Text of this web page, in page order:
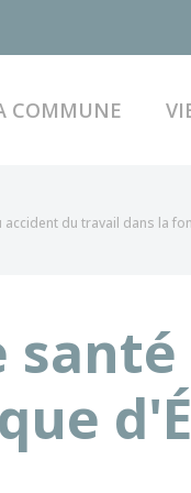
COMMUNE
accident du travail dans la